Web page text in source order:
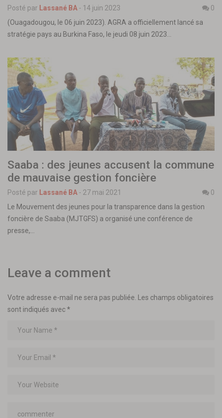
Posté par Lassané BA - 14 juin 2023
0
(Ouagadougou, le 06 juin 2023). AGRA a officiellement lancé sa
stratégie pays au Burkina Faso, le jeudi 08 juin 2023…
Saaba : des jeunes accusent la commune
de mauvaise gestion foncière
Posté par Lassané BA - 27 mai 2021
0
Le Mouvement des jeunes pour la transparence dans la gestion
foncière de Saaba (MJTGFS) a organisé une conférence de
presse,…
Leave a comment
Votre adresse e-mail ne sera pas publiée.
Les champs obligatoires
sont indiqués avec*